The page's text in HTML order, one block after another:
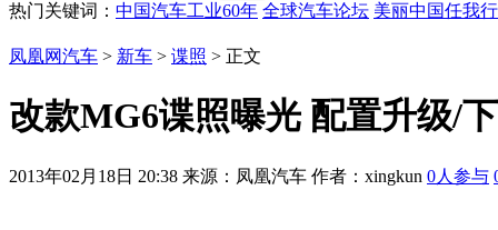
热门关键词： 中国汽车工业60年 全球汽车论坛 美丽中国任我行
凤凰网汽车 > 新车 > 谍照 > 正文
改款MG6谍照曝光 配置升级/
2013年02月18日 20:38 来源：凤凰汽车 作者： xingkun 0人参与